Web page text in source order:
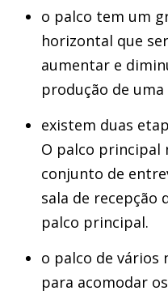
o palco tem um
horizontal que
aumentar e
produção de uma
existem duas
O palco principal
conjunto de
sala de recepção
palco principal.
o palco de vários
para acomodar